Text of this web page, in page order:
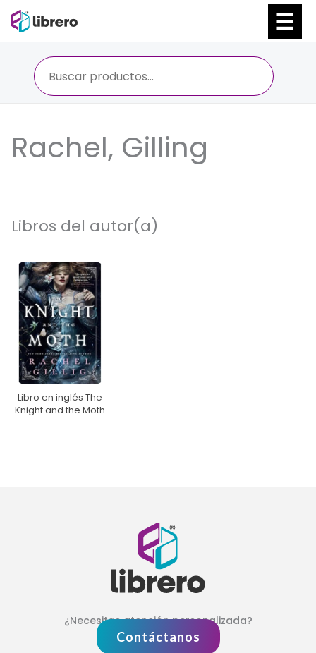
Rachel, Gilling
Libros del autor(a)
Libro en inglés The
Knight and the Moth
¿Necesitas atención personalizada?
Contáctanos